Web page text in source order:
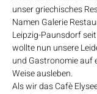
unser griechisches
Namen Galerie
Leipzig-Paunsdorf
wollte nun unsere
und Gastronomie auf
Weise ausleben.
Als wir das Cafè